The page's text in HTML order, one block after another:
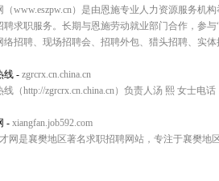
（www.eszpw.cn）是由恩施专业人力资源服务机
聘求职服务。长期与恩施劳动就业部门合作，参
络招聘、现场招聘会、招聘外包、猎头招聘、实
线 - zgrcrx.cn.china.cn
（http://zgrcrx.cn.china.cn）负责人汤 熙 女士电
- xiangfan.job592.com
网是襄樊地区著名求职招聘网站，专注于襄樊